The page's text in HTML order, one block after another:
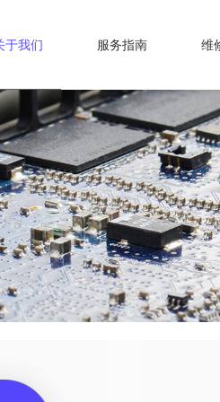
于我们 服务指南 维